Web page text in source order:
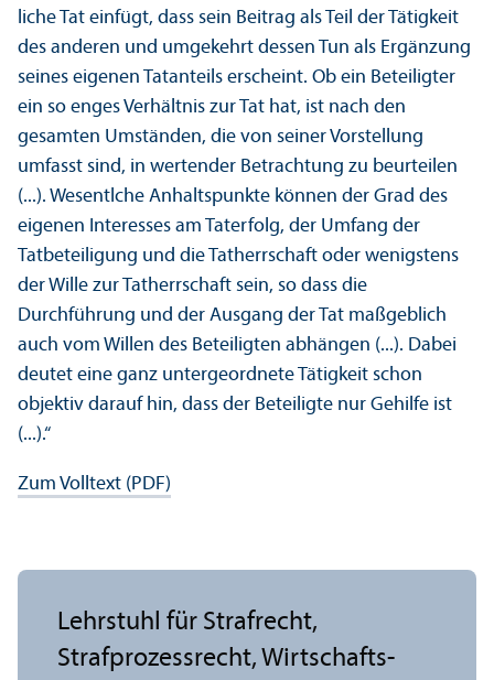
liche Tat einfügt, dass sein Beitrag als Teil der Tätigkeit
des anderen und umgekehrt dessen Tun als Ergänzung
seines eigenen Tatanteils erscheint. Ob ein Beteiligter
ein so enges Verhältnis zur Tat hat, ist nach den
gesamten Umständen, die von seiner Vorstellung
umfasst sind, in wertender Betrachtung zu beurteilen
(...). Wesentlche Anhaltspunkte können der Grad des
eigenen Interesses am Taterfolg, der Umfang der
Tatbeteiligung und die Tatherrschaft oder wenigstens
der Wille zur Tatherrschaft sein, so dass die
Durchführung und der Ausgang der Tat maßgeblich
auch vom Willen des Beteiligten abhängen (...). Dabei
deutet eine ganz unter­geordnete Tätigkeit schon
objektiv darauf hin, dass der Beteiligte nur Gehilfe ist
(...).“
Zum Volltext (PDF)
Lehr­stuhl für Strafrecht,
Strafprozess­recht, Wirtschafts-